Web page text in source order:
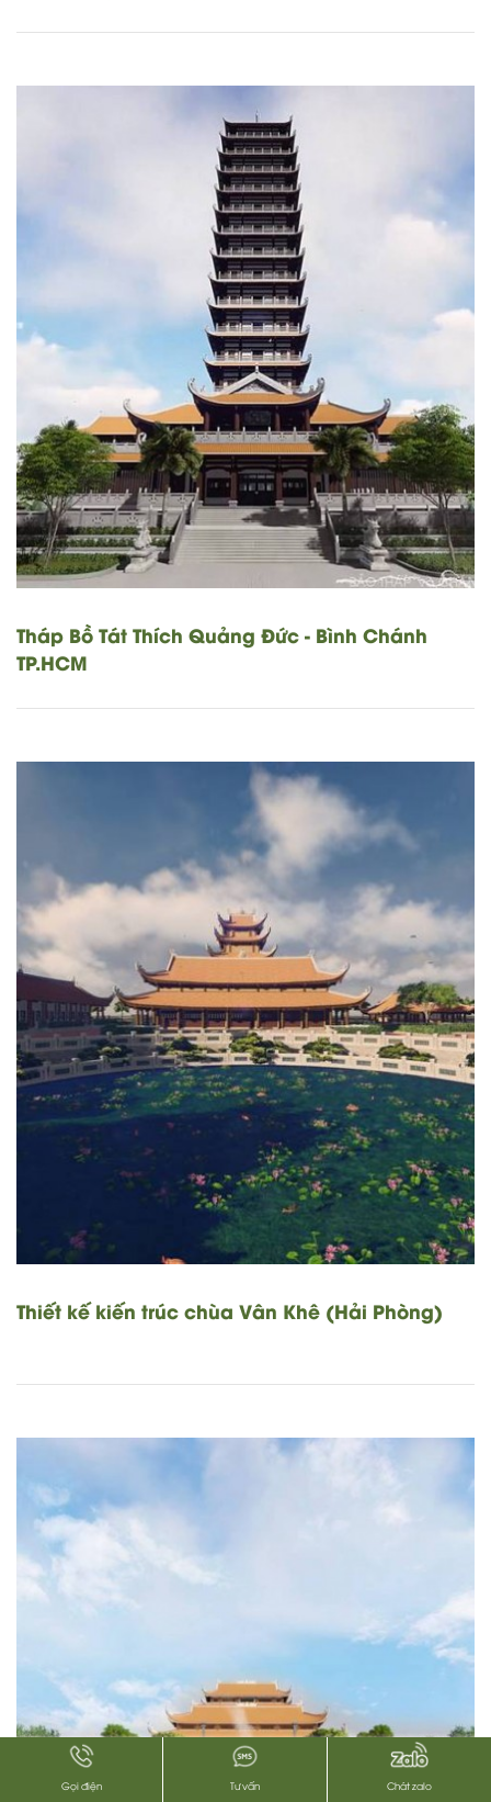
Tháp Bồ Tát Thích Quảng Đức - Bình Chánh
TP.HCM
Thiết kế kiến trúc chùa Vân Khê (Hải Phòng)
Gọi điện Tư vấn Chát zalo